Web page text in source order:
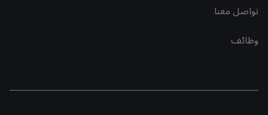
تواصل معنا
وظائف